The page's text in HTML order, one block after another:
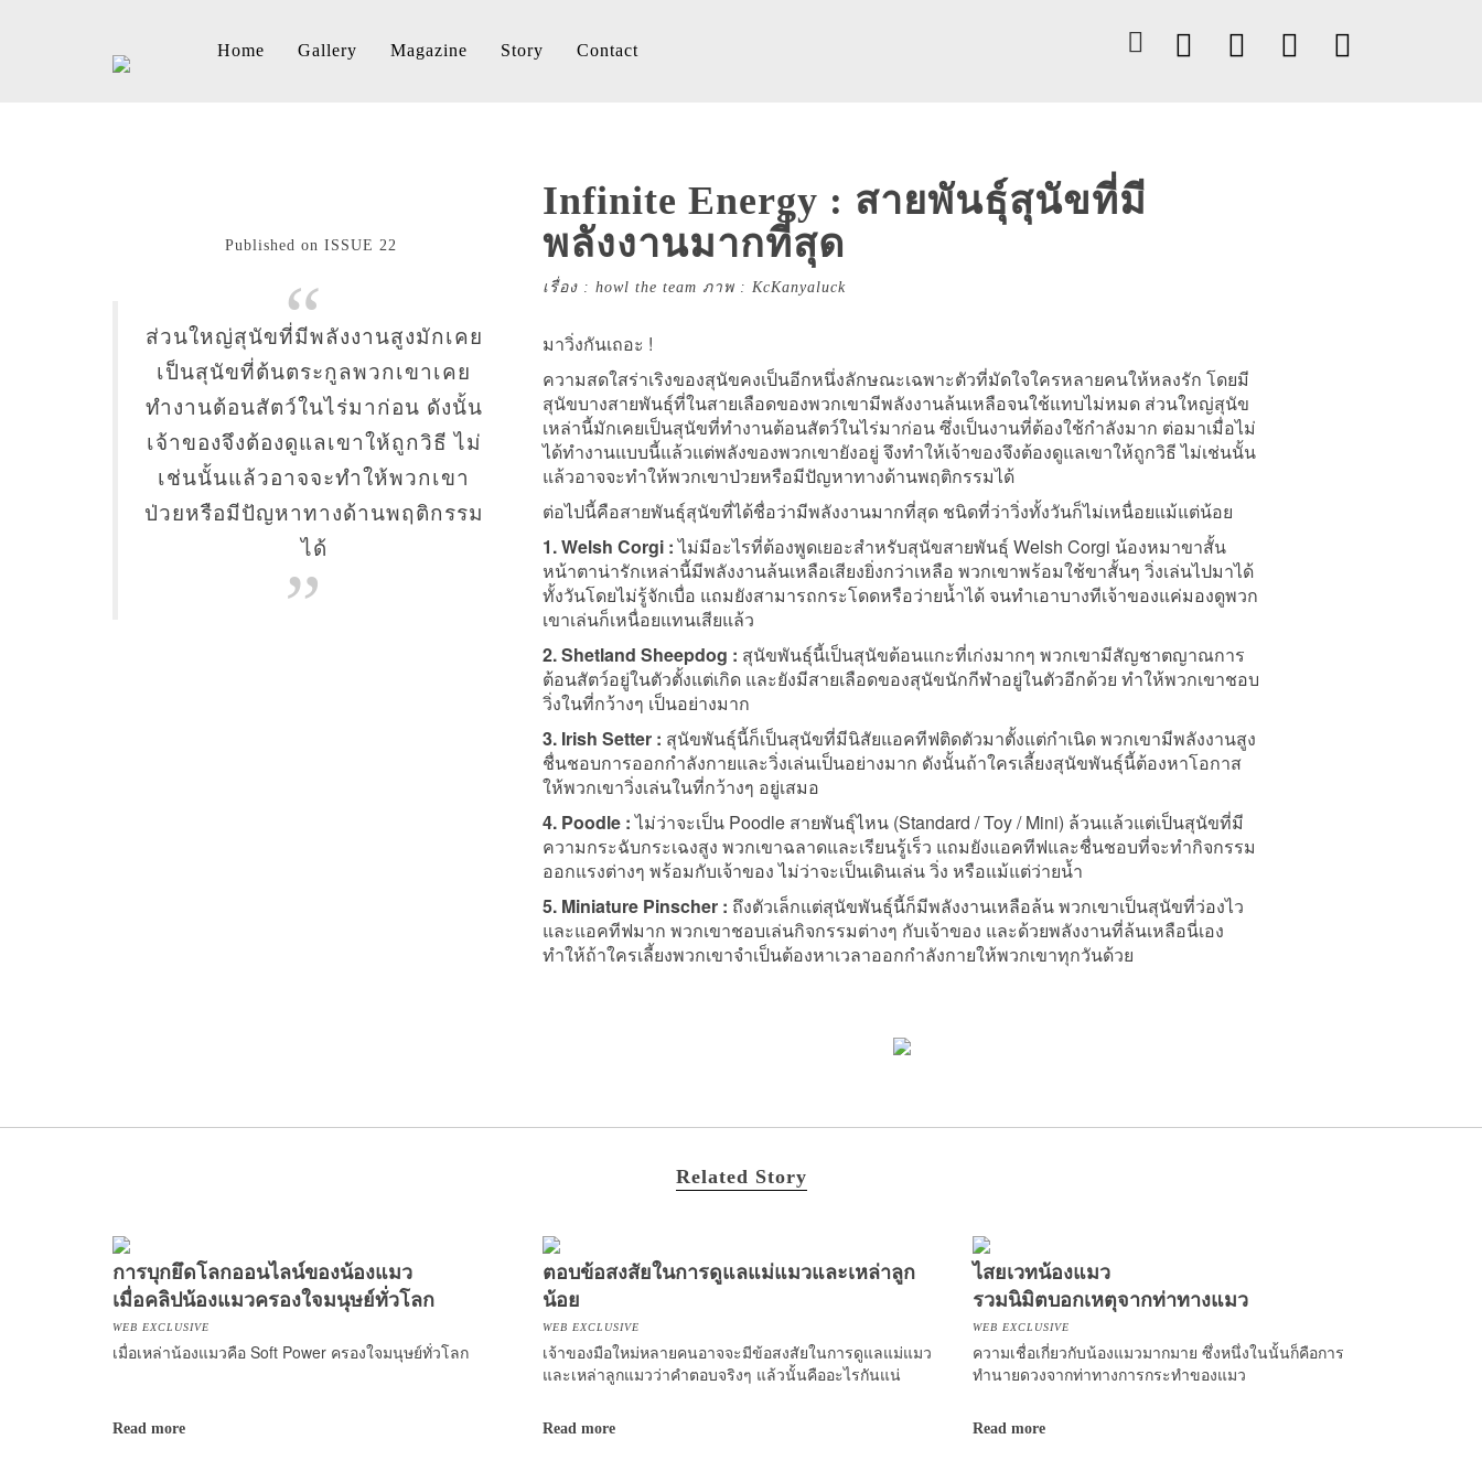
Home Gallery Magazine Story Contact
Published on ISSUE 22
ส่วนใหญ่สุนัขที่มีพลังงานสูงมักเคย
เป็นสุนัขที่ต้นตระกูลพวกเขาเคย
ทำงานต้อนสัตว์ในไร่มาก่อน ดังนั้น
เจ้าของจึงต้องดูแลเขาให้ถูกวิธี ไม่
เช่นนั้นแล้วอาจจะทำให้พวกเขา
ป่วยหรือมีปัญหาทางด้านพฤติกรรม
ได้
Infinite Energy : สายพันธุ์สุนัขที่มี
พลังงานมากที่สุด
เรื่อง : howl the team ภาพ : KcKanyaluck
มาวิ่งกันเถอะ !
ความสดใสร่าเริงของสุนัขคงเป็นอีกหนึ่งลักษณะเฉพาะตัวที่มัดใจใครหลายคนให้หลงรัก โดยมี
สุนัขบางสายพันธุ์ที่ในสายเลือดของพวกเขามีพลังงานล้นเหลือจนใช้แทบไม่หมด ส่วนใหญ่สุนัข
เหล่านี้มักเคยเป็นสุนัขที่ทำงานต้อนสัตว์ในไร่มาก่อน ซึ่งเป็นงานที่ต้องใช้กำลังมาก ต่อมาเมื่อไม่
ได้ทำงานแบบนี้แล้วแต่พลังของพวกเขายังอยู่ จึงทำให้เจ้าของจึงต้องดูแลเขาให้ถูกวิธี ไม่เช่นนั้น
แล้วอาจจะทำให้พวกเขาป่วยหรือมีปัญหาทางด้านพฤติกรรมได้
ต่อไปนี้คือสายพันธุ์สุนัขที่ได้ชื่อว่ามีพลังงานมากที่สุด ชนิดที่ว่าวิ่งทั้งวันก็ไม่เหนื่อยแม้แต่น้อย
1. Welsh Corgi :ไม่มีอะไรที่ต้องพูดเยอะสำหรับสุนัขสายพันธุ์ Welsh Corgi น้องหมาขาสั้น
หน้าตาน่ารักเหล่านี้มีพลังงานล้นเหลือเสียงยิ่งกว่าเหลือ พวกเขาพร้อมใช้ขาสั้นๆ วิ่งเล่นไปมาได้
ทั้งวันโดยไม่รู้จักเบื่อ แถมยังสามารถกระโดดหรือว่ายน้ำได้ จนทำเอาบางทีเจ้าของแค่มองดูพวก
เขาเล่นก็เหนื่อยแทนเสียแล้ว
2. Shetland Sheepdog : สุนัขพันธุ์นี้เป็นสุนัขต้อนแกะที่เก่งมากๆ พวกเขามีสัญชาตญาณการ
ต้อนสัตว์อยู่ในตัวตั้งแต่เกิด และยังมีสายเลือดของสุนัขนักกีฬาอยู่ในตัวอีกด้วย ทำให้พวกเขาชอบ
วิ่งในที่กว้างๆ เป็นอย่างมาก
3. Irish Setter : สุนัขพันธุ์นี้ก็เป็นสุนัขที่มีนิสัยแอคทีฟติดตัวมาตั้งแต่กำเนิด พวกเขามีพลังงานสูง
ชื่นชอบการออกกำลังกายและวิ่งเล่นเป็นอย่างมาก ดังนั้นถ้าใครเลี้ยงสุนัขพันธุ์นี้ต้องหาโอกาส
ให้พวกเขาวิ่งเล่นในที่กว้างๆ อยู่เสมอ
4. Poodle :ไม่ว่าจะเป็น Poodle สายพันธุ์ไหน (Standard / Toy / Mini) ล้วนแล้วแต่เป็นสุนัขที่มี
ความกระฉับกระเฉงสูง พวกเขาฉลาดและเรียนรู้เร็ว แถมยังแอคทีฟและชื่นชอบที่จะทำกิจกรรม
ออกแรงต่างๆ พร้อมกับเจ้าของ ไม่ว่าจะเป็นเดินเล่น วิ่ง หรือแม้แต่ว่ายน้ำ
5. Miniature Pinscher : ถึงตัวเล็กแต่สุนัขพันธุ์นี้ก็มีพลังงานเหลือล้น พวกเขาเป็นสุนัขที่ว่องไว
และแอคทีฟมาก พวกเขาชอบเล่นกิจกรรมต่างๆ กับเจ้าของ และด้วยพลังงานที่ล้นเหลือนี่เอง
ทำให้ถ้าใครเลี้ยงพวกเขาจำเป็นต้องหาเวลาออกกำลังกายให้พวกเขาทุกวันด้วย
Related Story
การบุกยึดโลกออนไลน์ของน้องแมว
เมื่อคลิปน้องแมวครองใจมนุษย์ทั่วโลก
WEB EXCLUSIVE
เมื่อเหล่าน้องแมวคือ Soft Power ครองใจมนุษย์ทั่วโลก
Read more
ตอบข้อสงสัยในการดูแลแม่แมวและเหล่าลูก
น้อย
WEB EXCLUSIVE
เจ้าของมือใหม่หลายคนอาจจะมีข้อสงสัยในการดูแลแม่แมว
และเหล่าลูกแมวว่าคำตอบจริงๆ แล้วนั้นคืออะไรกันแน่
Read more
ไสยเวทน้องแมว
รวมนิมิตบอกเหตุจากท่าทางแมว
WEB EXCLUSIVE
ความเชื่อเกี่ยวกับน้องแมวมากมาย ซึ่งหนึ่งในนั้นก็คือการ
ทำนายดวงจากท่าทางการกระทำของแมว
Read more